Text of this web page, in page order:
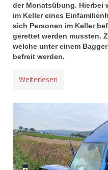
der Monatsübung. Hierbei
im Keller eines
sich Personen im Keller
gerettet werden mussten.
welche unter einem
befreit werden.
Weiterlesen